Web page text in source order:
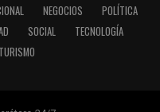
NEGOCIOS
POLÍTICA
SOCIAL
TECNOLOGÍA
TURISMO